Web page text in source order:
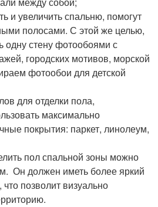
и увеличить спальню, помогут
полосами. С этой же целью,
одну стену фотообоями с
городских мотивов, морской
фотообои для детской
для отделки пола,
максимально
покрытия: паркет, линолеум,
пол спальной зоны можно
Он должен иметь более яркий
позволит визуально